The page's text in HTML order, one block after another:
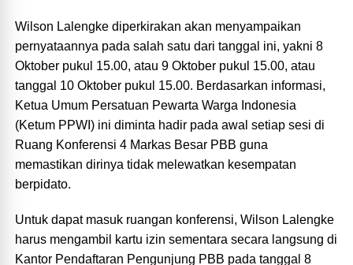
Wilson Lalengke diperkirakan akan menyampaikan
pernyataannya pada salah satu dari tanggal ini, yakni 8
Oktober pukul 15.00, atau 9 Oktober pukul 15.00, atau
tanggal 10 Oktober pukul 15.00. Berdasarkan informasi,
Ketua Umum Persatuan Pewarta Warga Indonesia
(Ketum PPWI) ini diminta hadir pada awal setiap sesi di
Ruang Konferensi 4 Markas Besar PBB guna
memastikan dirinya tidak melewatkan kesempatan
berpidato.
Untuk dapat masuk ruangan konferensi, Wilson Lalengke
harus mengambil kartu izin sementara secara langsung di
Kantor Pendaftaran Pengunjung PBB pada tanggal 8